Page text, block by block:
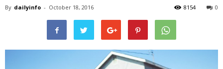
By dailyinfo - October 18, 2016 0
8154